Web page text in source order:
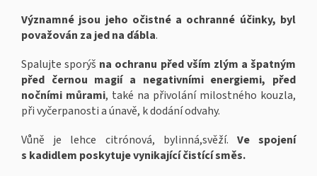
Významné jsou jeho očistné a ochranné účinky, byl
považován za jed na ďábla.
Spalujte sporýš na ochranu před vším zlým a špatným
před černou magií a negativními energiemi, před
nočními můrami, také na přivolání milostného kouzla,
při vyčerpanosti a únavě, k dodání odvahy.
Vůně je lehce citrónová, bylinná,svěží. Ve spojení
s kadidlem poskytuje vynikající čistící směs.